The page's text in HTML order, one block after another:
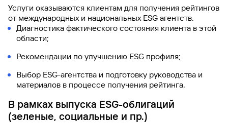
Услуги оказываются клиентам для получения рейтингов
от международных и национальных ESG агентств.
Диагностика фактического состояния клиента в этой
области;
Рекомендации по улучшению ESG профиля;
Выбор ESG-агентства и подготовку руководства и
материалов в процессе получения рейтинга.
В рамках выпуска ESG-облигаций
(зеленые, социальные и пр.)